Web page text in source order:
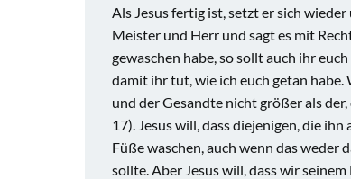
Als Jesus fertig ist, setzt er sich
Meister und Herr und sagt es mit
gewaschen habe, so sollt auch ihr
damit ihr tut, wie ich euch getan
und der Gesandte nicht größer als
17). Jesus will, dass diejenigen, die
Füße waschen, auch wenn das weder
sollte. Aber Jesus will, dass wir